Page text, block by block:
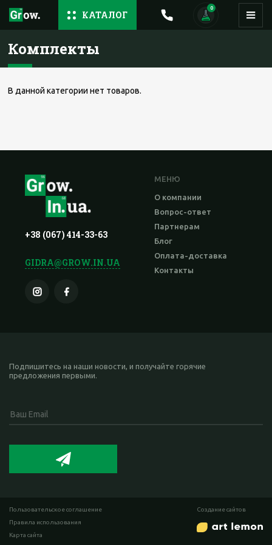
КАТАЛОГ
0
Комплекты
В данной категории нет товаров.
+38 (067) 414-33-63
GIDRA@GROW.IN.UA
МЕНЮ
О компании
Вопрос-ответ
Партнерам
Блог
Оплата-доставка
Контакты
Подпишитесь на наши новости, и получайте горячие
предложения первыми.
Пользовательское соглашение
Правила использования
Карта сайта
Cоздание сайтов